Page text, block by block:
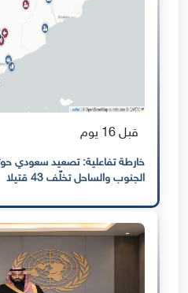
قبل 16 يوم
خارطة تفاعلية: تصعيد سعودي
الجنوب والساحل تخلّف 43 قتيلا